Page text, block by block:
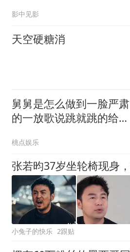
影中见影
天空硬糖消
舅舅是怎么做到一脸严肃
的一放歌说跳就跳的给张
桃点娱乐
小兔子的快乐 2跟贴